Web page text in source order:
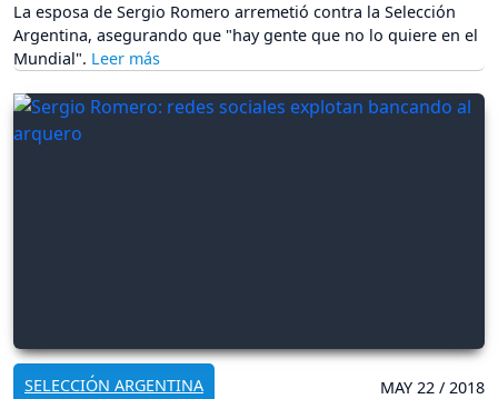
La esposa de Sergio Romero arremetió contra la Selección
Argentina, asegurando que "hay gente que no lo quiere en el
Mundial".
SELECCIÓN ARGENTINA MAY 22 / 2018